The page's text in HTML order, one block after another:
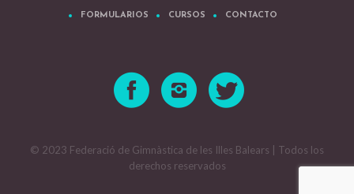
FORMULARIOS CURSOS CONTACTO
© 2023 Federació de Gimnàstica de les Illes Balears | Todos los
derechos reservados